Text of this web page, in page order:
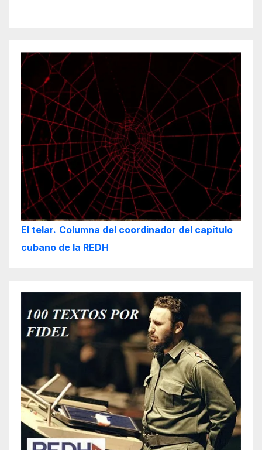
El telar. Columna del coordinador del capítulo
cubano de la REDH